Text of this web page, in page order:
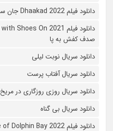
دانلود فیلم Dhaakad 2022 جان سخت
صدف کفش به پا
دانلود سریال نوبت لیلی
دانلود سریال آفتاب پرست
دانلود سریال روزی روزگاری در مریخ
دانلود سریال بی گناه